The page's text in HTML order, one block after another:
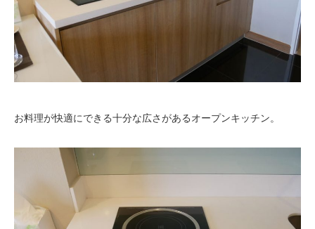
お料理が快適にできる十分な広さがあるオープンキッチン。